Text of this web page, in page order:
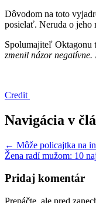
Dôvodom na toto
posielať. Neruda o jeho
Spolumajiteľ Oktagonu
zmenil názor negatívne.
Credit
Navigácia v
← Môže policajtka na
Žena radí mužom: 10
Pridaj komentár
Prepáčte, ale pred